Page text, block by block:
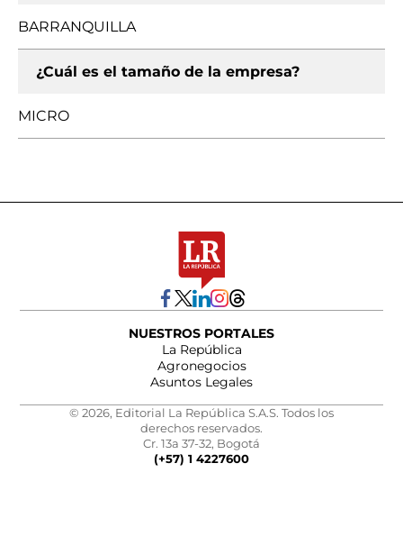
BARRANQUILLA
¿Cuál es el tamaño de la empresa?
MICRO
NUESTROS PORTALES
La República
Agronegocios
Asuntos Legales
© 2026, Editorial La República S.A.S. Todos los
derechos reservados.
Cr. 13a 37-32, Bogotá
(+57) 1 4227600